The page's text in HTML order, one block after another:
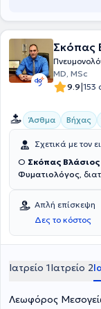
Σκόπας
MD, MSc
9.9|153
Άσθμα Βήχας
Σχετικά με τον
Ο Σκόπας Βλάσιος
Φυματιολόγος,
δυνατότητα
ιδιωτικό ιατρείο
ειδίκευση στη
λοιμώξεων
υπηρεσίες ελέγχου
οξυμετρίας,
άσθμα,
Απλή επίσκεψη
Δες το κόστος
Ιατρείο 1Ιατρείο 2
Λεωφόρος